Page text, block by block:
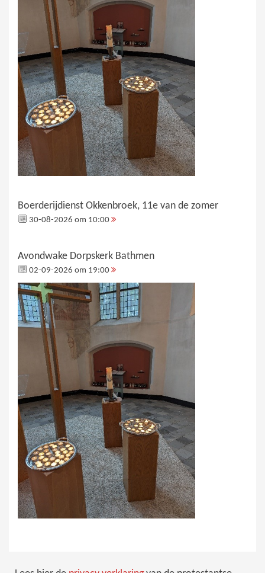
Boerderijdienst Okkenbroek, 11e van de zomer
30-08-2026 om 10:00
Avondwake Dorpskerk Bathmen
02-09-2026 om 19:00